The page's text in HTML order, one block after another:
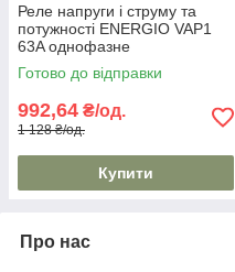
Реле напруги і струму та
потужності ENERGIO VAP1
63A однофазне
Готово до відправки
992,64 ₴/од.
1 128 ₴/од.
Купити
Про нас